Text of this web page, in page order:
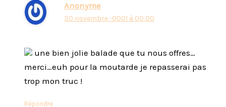
Anonyme
30 novembre -0001 à 00:00
une bien jolie balade que tu nous offres…
merci…euh pour la moutarde je repasserai pas
trop mon truc !
Répondre